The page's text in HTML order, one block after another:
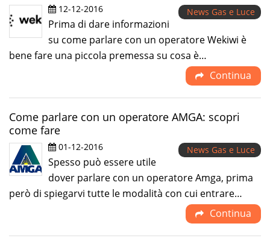
12-12-2016 News Gas e Luce
Prima di dare informazioni
su come parlare con un operatore Wekiwi è
bene fare una piccola premessa su cosa è…
Continua
Come parlare con un operatore AMGA: scopri
come fare
01-12-2016 News Gas e Luce
Spesso può essere utile
dover parlare con un operatore Amga, prima
però di spiegarvi tutte le modalità con cui entrare…
Continua